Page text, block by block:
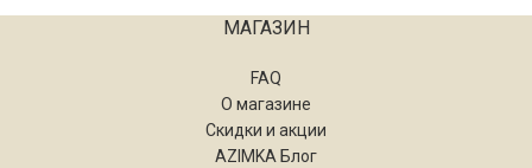
МАГАЗИН
FAQ
О магазине
Скидки и акции
AZIMKA Блог